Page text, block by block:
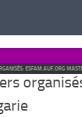
ESFAM.AUF.ORG